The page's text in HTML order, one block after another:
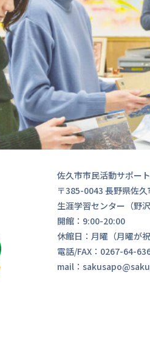
佐久市市民活動サポー
〒385-0043 長野県佐
生涯学習センター（野沢
開館：9:00-20:00
休館日：月曜（月曜が
電話/FAX：0267-64-
mail：